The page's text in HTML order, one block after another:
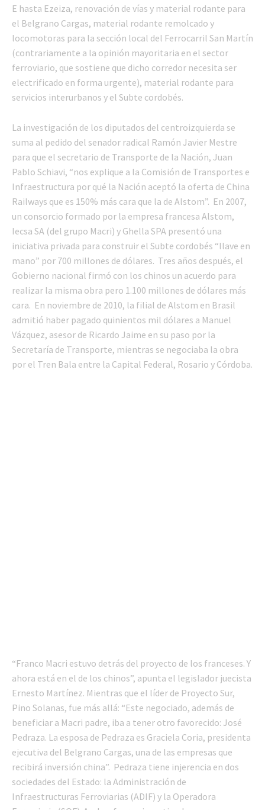
E hasta Ezeiza, renovación de vías y material rodante para
el Belgrano Cargas, material rodante remolcado y
locomotoras para la sección local del Ferrocarril San Martín
(contrariamente a la opinión mayoritaria en el sector
ferroviario, que sostiene que dicho corredor necesita ser
electrificado en forma urgente), material rodante para
servicios interurbanos y el Subte cordobés.
La investigación de los diputados del centroizquierda se
suma al pedido del senador radical Ramón Javier Mestre
para que el secretario de Transporte de la Nación, Juan
Pablo Schiavi, “nos explique a la Comisión de Transportes e
Infraestructura por qué la Nación aceptó la oferta de China
Railways que es 150% más cara que la de Alstom”. En 2007,
un consorcio formado por la empresa francesa Alstom,
Iecsa SA (del grupo Macri) y Ghella SPA presentó una
iniciativa privada para construir el Subte cordobés “llave en
mano” por 700 millones de dólares. Tres años después, el
Gobierno nacional firmó con los chinos un acuerdo para
realizar la misma obra pero 1.100 millones de dólares más
cara. En noviembre de 2010, la filial de Alstom en Brasil
admitió haber pagado quinientos mil dólares a Manuel
Vázquez, asesor de Ricardo Jaime en su paso por la
Secretaría de Transporte, mientras se negociaba la obra
por el Tren Bala entre la Capital Federal, Rosario y Córdoba.
“Franco Macri estuvo detrás del proyecto de los franceses. Y
ahora está en el de los chinos”, apunta el legislador juecista
Ernesto Martínez. Mientras que el líder de Proyecto Sur,
Pino Solanas, fue más allá: “Este negociado, además de
beneficiar a Macri padre, iba a tener otro favorecido: José
Pedraza. La esposa de Pedraza es Graciela Coria, presidenta
ejecutiva del Belgrano Cargas, una de las empresas que
recibirá inversión china”. Pedraza tiene injerencia en dos
sociedades del Estado: la Administración de
Infraestructuras Ferroviarias (ADIF) y la Operadora